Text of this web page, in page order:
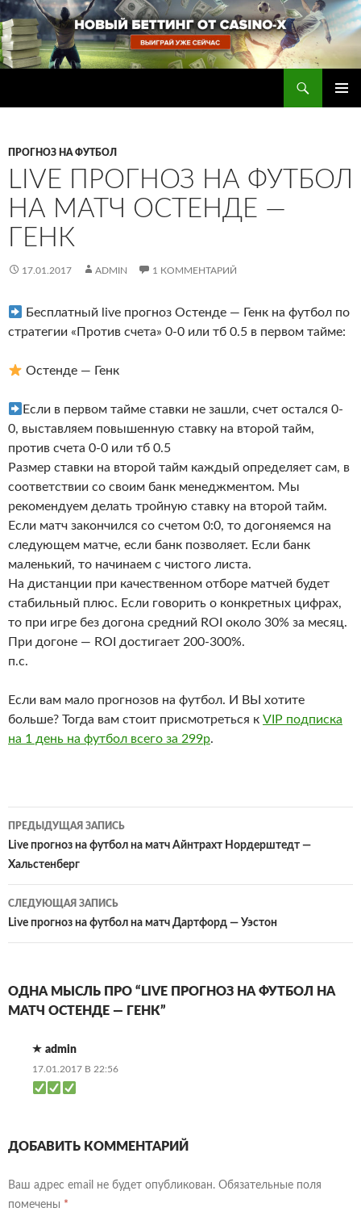
Перейти
к
содержимому
ПРОГНОЗ НА ФУТБОЛ
LIVE ПРОГНОЗ НА ФУТБОЛ
НА МАТЧ ОСТЕНДЕ —
ГЕНК
17.01.2017 ADMIN 1 КОММЕНТАРИЙ
Бесплатный live прогноз Остенде — Генк на футбол по
стратегии «Против счета» 0-0 или тб 0.5 в первом тайме:
Остенде — Генк
Если в первом тайме ставки не зашли, счет остался 0-
0, выставляем повышенную ставку на второй тайм,
против счета 0-0 или тб 0.5
Размер ставки на второй тайм каждый определяет сам, в
соответствии со своим банк менеджментом. Мы
рекомендуем делать тройную ставку на второй тайм.
Если матч закончился со счетом 0:0, то догоняемся на
следующем матче, если банк позволяет. Если банк
маленький, то начинаем с чистого листа.
На дистанции при качественном отборе матчей будет
стабильный плюс. Если говорить о конкретных цифрах,
то при игре без догона средний ROI около 30% за месяц.
При догоне — ROI достигает 200-300%.
п.с.
Если вам мало прогнозов на футбол. И ВЫ хотите
больше? Тогда вам стоит присмотреться к VIP подписка
на 1 день на футбол всего за 299р.
Навигация
по
записям
ПРЕДЫДУЩАЯ ЗАПИСЬ
Live прогноз на футбол на матч Айнтрахт Нордерштедт —
Хальстенберг
СЛЕДУЮЩАЯ ЗАПИСЬ
Live прогноз на футбол на матч Дартфорд — Уэстон
ОДНА МЫСЛЬ ПРО “LIVE ПРОГНОЗ НА ФУТБОЛ НА
МАТЧ ОСТЕНДЕ — ГЕНК”
admin
17.01.2017 В 22:56
ДОБАВИТЬ КОММЕНТАРИЙ
Ваш адрес email не будет опубликован. Обязательные поля
помечены *